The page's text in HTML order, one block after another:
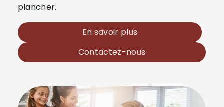
plancher.
En savoir plus
Contactez-nous